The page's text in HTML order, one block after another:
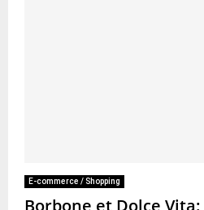
E-commerce / Shopping
Borbone et Dolce